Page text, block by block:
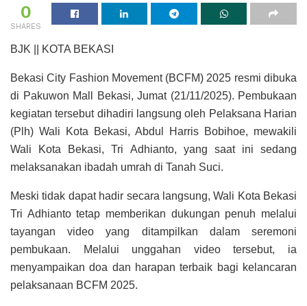
0
SHARES
BJK || KOTA BEKASI
Bekasi City Fashion Movement (BCFM) 2025 resmi dibuka
di Pakuwon Mall Bekasi, Jumat (21/11/2025). Pembukaan
kegiatan tersebut dihadiri langsung oleh Pelaksana Harian
(Plh) Wali Kota Bekasi, Abdul Harris Bobihoe, mewakili
Wali Kota Bekasi, Tri Adhianto, yang saat ini sedang
melaksanakan ibadah umrah di Tanah Suci.
Meski tidak dapat hadir secara langsung, Wali Kota Bekasi
Tri Adhianto tetap memberikan dukungan penuh melalui
tayangan video yang ditampilkan dalam seremoni
pembukaan. Melalui unggahan video tersebut, ia
menyampaikan doa dan harapan terbaik bagi kelancaran
pelaksanaan BCFM 2025.